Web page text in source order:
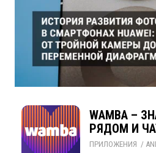
WAMBA –
РЯДОМ И
ПРИЛОЖЕНИЯ /